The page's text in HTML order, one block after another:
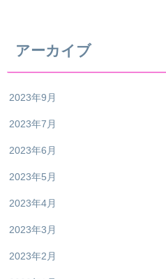
アーカイブ
2023年9月
2023年7月
2023年6月
2023年5月
2023年4月
2023年3月
2023年2月